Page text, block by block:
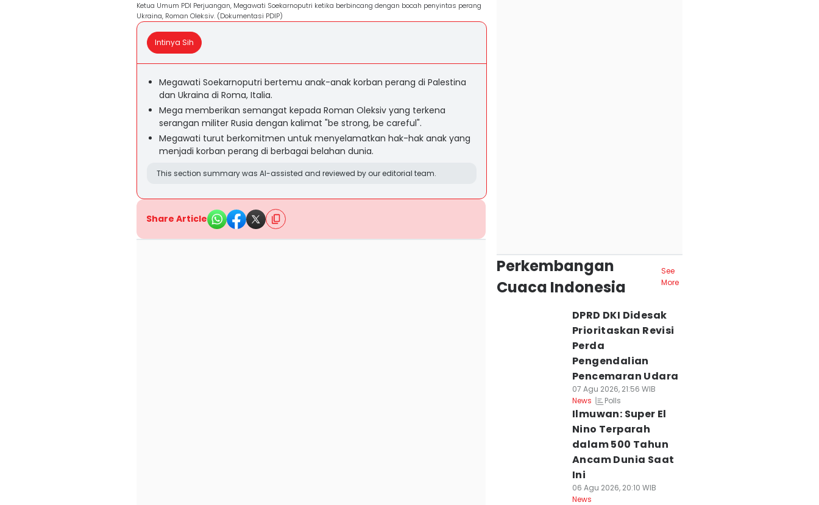
Ketua Umum PDI Perjuangan, Megawati Soekarnoputri ketika berbincang dengan bocah penyintas perang
Ukraina, Roman Oleksiv. (Dokumentasi PDIP)
Intinya Sih
Megawati Soekarnoputri bertemu anak-anak korban perang di Palestina
dan Ukraina di Roma, Italia.
Mega memberikan semangat kepada Roman Oleksiv yang terkena
serangan militer Rusia dengan kalimat "be strong, be careful".
Megawati turut berkomitmen untuk menyelamatkan hak-hak anak yang
menjadi korban perang di berbagai belahan dunia.
This section summary was AI-assisted and reviewed by our editorial team.
Share Article
Perkembangan
Cuaca Indonesia
See
More
DPRD DKI Didesak
Prioritaskan Revisi
Perda
Pengendalian
Pencemaran Udara
07 Agu 2026, 21:56 WIB
News
Polls
Ilmuwan: Super El
Nino Terparah
dalam 500 Tahun
Ancam Dunia Saat
Ini
06 Agu 2026, 20:10 WIB
News